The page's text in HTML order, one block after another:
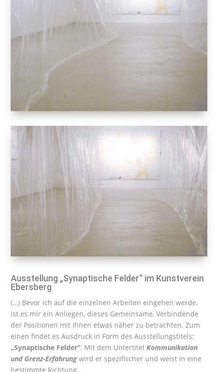
Ausstellung „Synaptische Felder“ im Kunstverein
Ebersberg
(…) Bevor ich auf die einzelnen Arbeiten eingehen werde,
ist es mir ein Anliegen, dieses Gemeinsame, Verbindende
der Positionen mit Ihnen etwas näher zu betrachten. Zum
einen findet es Ausdruck in Form des Ausstellungstitels:
„Synaptische Felder“. Mit dem UntertitelKommunikation
und Grenz-Erfahrung wird er spezifischer und weist in eine
bestimmte Richtung.